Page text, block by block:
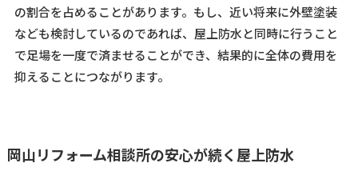
の割合を占めることがあります。もし、近い将来に外壁塗装
なども検討しているのであれば、屋上防水と同時に行うこと
で足場を一度で済ませることができ、結果的に全体の費用を
抑えることにつながります。
岡山リフォーム相談所の安心が続く屋上防水